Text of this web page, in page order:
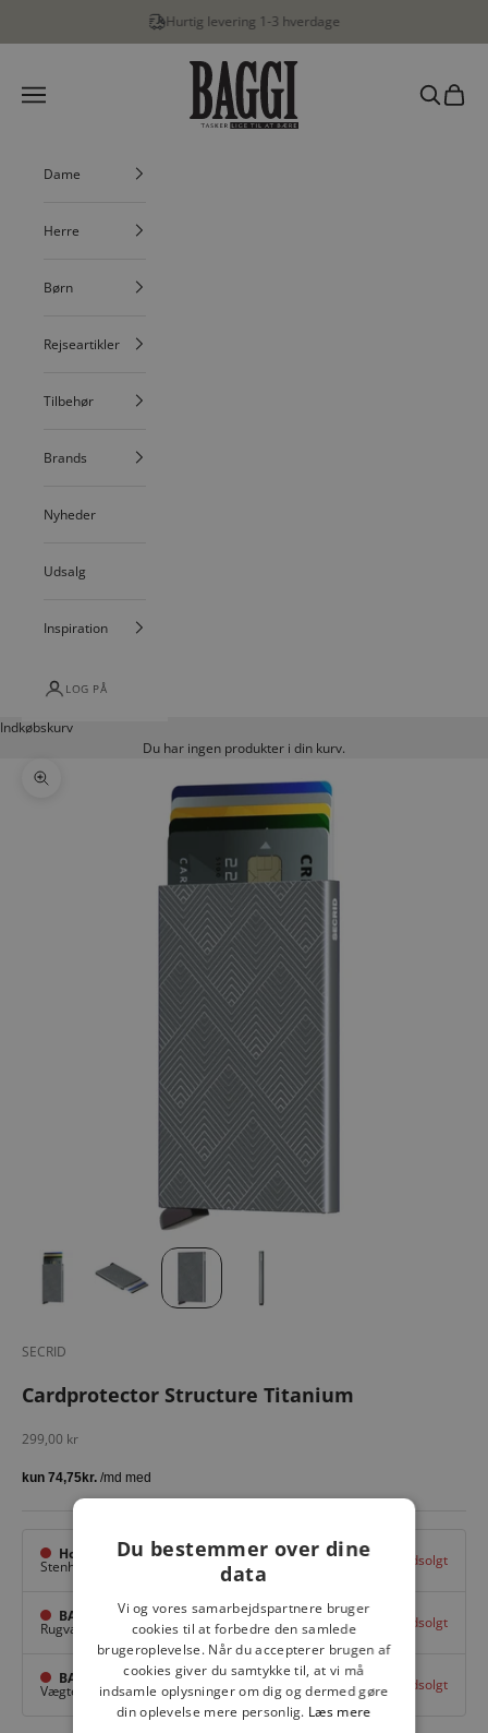
Hurtig levering 1-3 hverdage
BAGGI
Menu
Søg
Dame
Herre
Børn
Rejseartikler
Tilbehør
Brands
Nyheder
Udsalg
Inspiration
LOG PÅ
Indkøbskurv
Du har ingen produkter i din kurv.
Zoom
SECRID
Cardprotector Structure Titanium
Salgspris
299,00 kr
Hovedlager
Stenhuggervej 10, Udsolgt
BAGGI Tarup Center
Rugvang 36, Odense NV Udsolgt
BAGGI Nyborg
Vægtergade 1, Nyborg Udsolgt
Du bestemmer over dine
data
Vi og vores samarbejdspartnere bruger
cookies til at forbedre den samlede
brugeroplevelse. Når du accepterer brugen af
cookies giver du samtykke til, at vi må
indsamle oplysninger om dig og dermed gøre
din oplevelse mere personlig. Læs mere